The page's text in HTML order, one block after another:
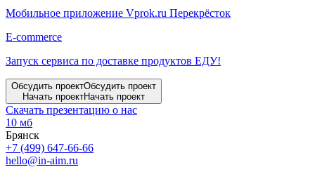
Мобильное приложение Vprok.ru Перекрёсток
E-commerce
Запуск сервиса по доставке продуктов ЕДУ!
Обсудить проектОбсудить проект
Начать проектНачать проект
Скачать презентацию о нас
10 мб
Брянск
+7 (499) 647-66-66
hello@in-aim.ru